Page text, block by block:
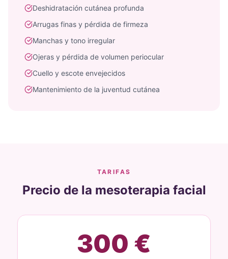
Deshidratación cutánea profunda
Arrugas finas y pérdida de firmeza
Manchas y tono irregular
Ojeras y pérdida de volumen periocular
Cuello y escote envejecidos
Mantenimiento de la juventud cutánea
TARIFAS
Precio de la mesoterapia facial
300 €